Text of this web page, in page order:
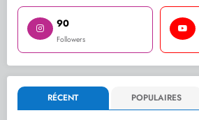
90
Followers
RÉCENT POPULAIRES